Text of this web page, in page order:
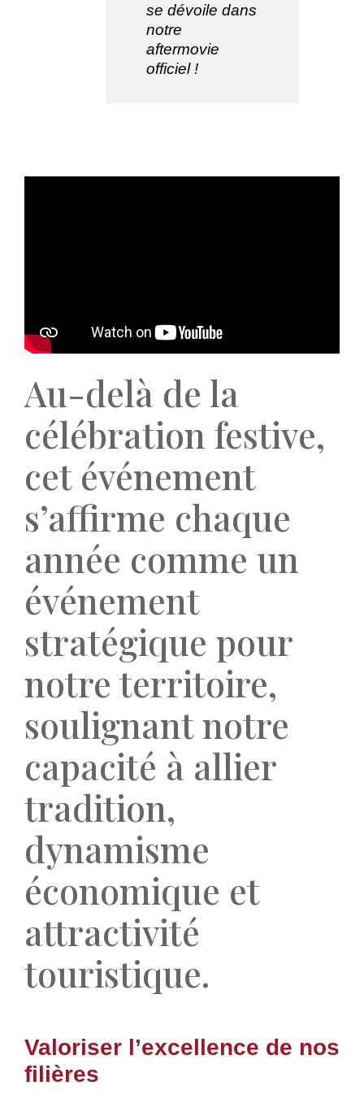
se dévoile dans
notre
aftermovie
officiel !
Au-delà de la
célébration festive,
cet événement
s’affirme chaque
année comme un
événement
stratégique pour
notre territoire,
soulignant notre
capacité à allier
tradition,
dynamisme
économique et
attractivité
touristique.
Valoriser l’excellence de nos
filières